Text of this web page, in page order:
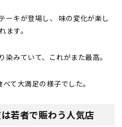
ーキが登場し、 味の変化が楽し
ます。
みていて、これがまた最高。
て大満足の様子でした。
若者で賑わう人気店